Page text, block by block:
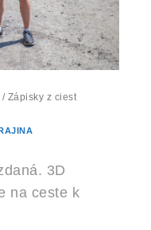
/ Zápisky z ciest
3D
na ceste k